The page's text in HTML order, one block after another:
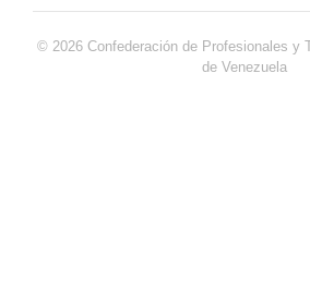
© 2026 Confederación de Profesionales y
de Venezuela